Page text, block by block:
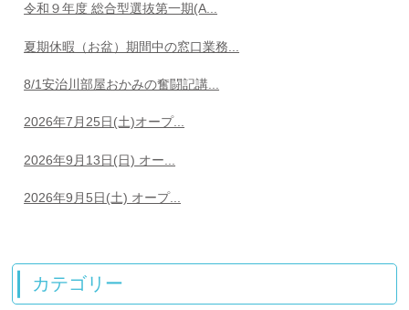
令和９年度 総合型選抜第一期(A...
夏期休暇（お盆）期間中の窓口業務...
8/1安治川部屋おかみの奮闘記講...
2026年7月25日(土)オープ...
2026年9月13日(日) オー...
2026年9月5日(土) オープ...
カテゴリー